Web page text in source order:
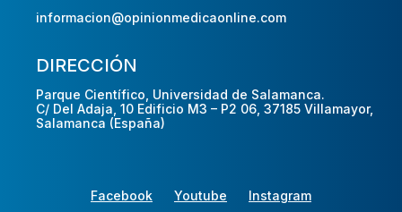
informacion@opinionmedicaonline.com
DIRECCIÓN
Parque Científico, Universidad de Salamanca.
C/ Del Adaja, 10 Edificio M3 – P2 06, 37185 Villamayor,
Salamanca (España)
Facebook Youtube Instagram